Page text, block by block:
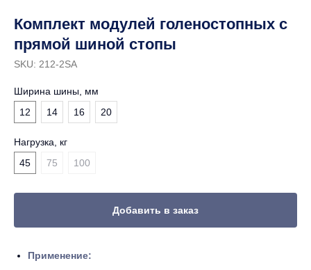
Комплект модулей голеностопных с
прямой шиной стопы
SKU: 212-2SA
Ширина шины, мм
12
14 16 20
Нагрузка, кг
45
75 100
Добавить в заказ
Применение: